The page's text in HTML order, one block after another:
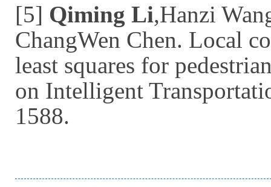
[5] Qiming Li,Hanzi
ChangWen Chen. Local
least squares for
on Intelligent
1588.